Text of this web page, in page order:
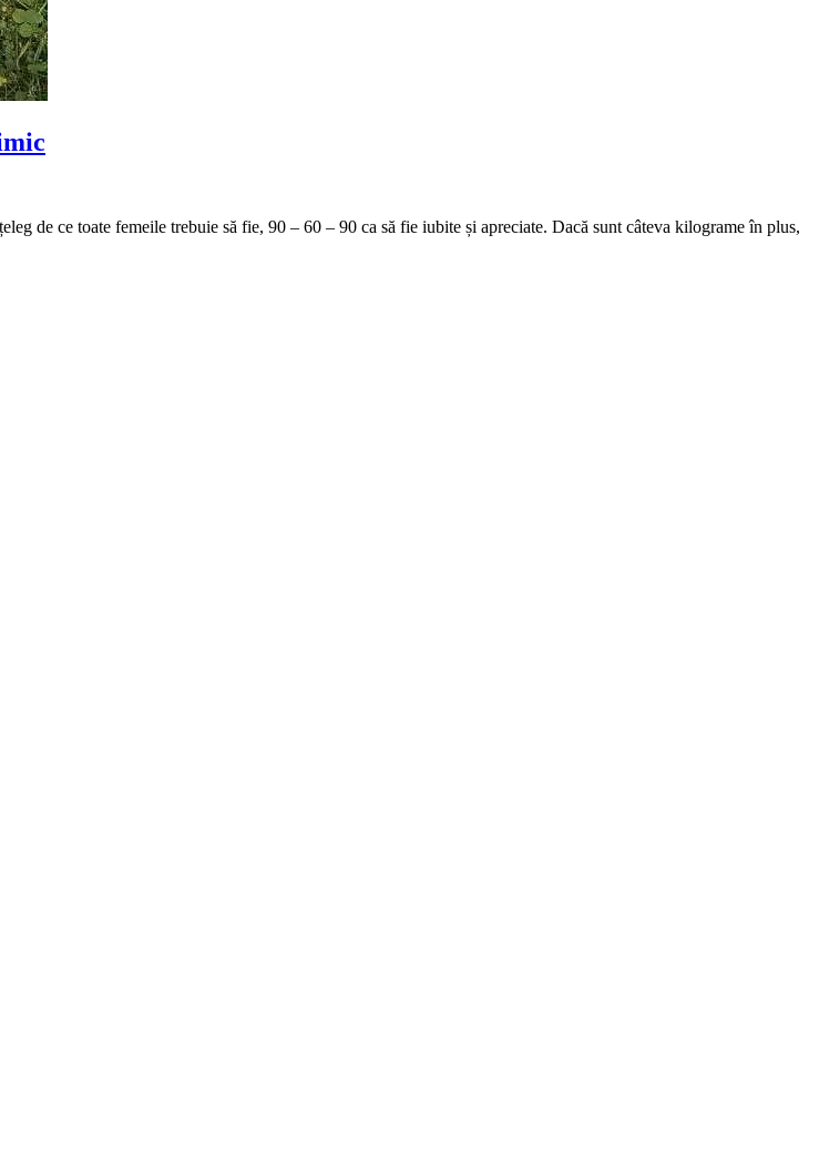
de ce toate femeile trebuie să fie, 90 – 60 – 90 ca să fie iubite și apreciate. Dacă sunt câteva kilograme în plus,